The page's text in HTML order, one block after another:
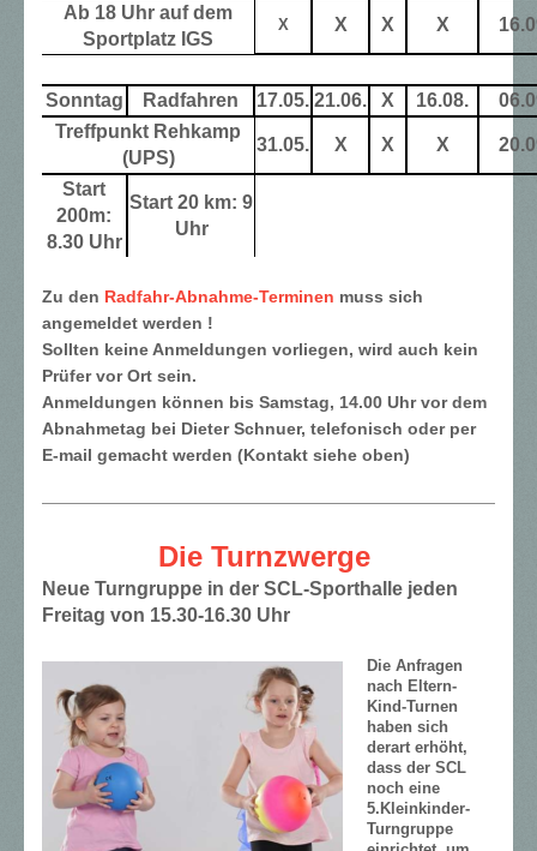
Ab 18 Uhr auf dem
Sportplatz IGS
X X X X
Sonntag Radfahren 17.05. 21.06. X 16.08.
Treffpunkt Rehkamp
(UPS)
31.05. X X X
Start
200m:
8.30 Uhr
Start 20 km: 9
Uhr
Zu den Radfahr-Abnahme-Terminen muss sich
angemeldet werden !
Sollten keine Anmeldungen vorliegen, wird auch kein
Prüfer vor Ort sein.
Anmeldungen können bis Samstag, 14.00 Uhr vor dem
Abnahmetag bei Dieter Schnuer, telefonisch oder per
E-mail gemacht werden (Kontakt siehe oben)
Die Turnzwerge
Neue Turngruppe in der SCL-Sporthalle jeden
Freitag von 15.30-16.30 Uhr
Die Anfragen
nach Eltern-
Kind-Turnen
haben sich
derart erhöht,
dass der SCL
noch eine
5.Kleinkinder-
Turngruppe